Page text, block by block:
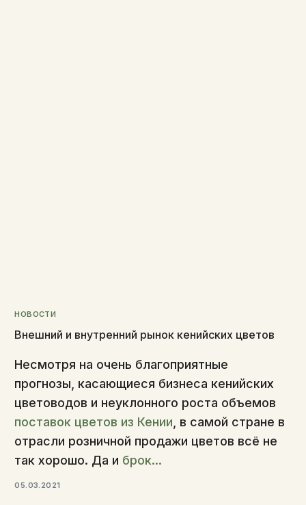
НОВОСТИ
Внешний и внутренний рынок кенийских цветов
Несмотря на очень благоприятные
прогнозы, касающиеся бизнеса кенийских
цветоводов и неуклонного роста объемов
поставок цветов из Кении , в самой стране в
отрасли розничной продажи цветов всё не
так хорошо. Да и брок...
05.03.2021